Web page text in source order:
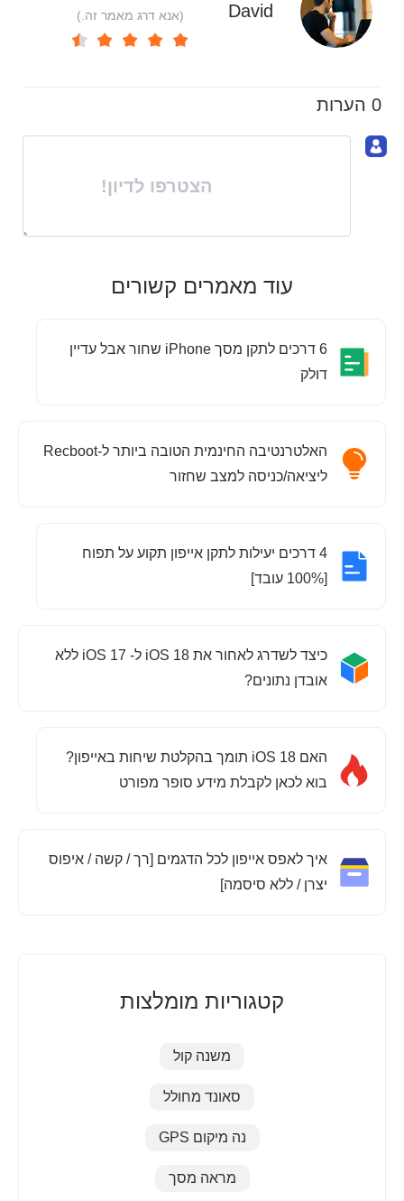
David
(אנא דרג מאמר זה.)
0 הערות
הצטרפו לדיון!
עוד מאמרים קשורים
6 דרכים לתקן מסך iPhone שחור אבל עדיין
דולק
האלטרנטיבה החינמית הטובה ביותר ל-Recboot
ליציאה/כניסה למצב שחזור
4 דרכים יעילות לתקן אייפון תקוע על תפוח
[100% עובד]
כיצד לשדרג לאחור את iOS 18 ל- iOS 17 ללא
אובדן נתונים?
האם iOS 18 תומך בהקלטת שיחות באייפון?
בוא לכאן לקבלת מידע סופר מפורט
איך לאפס אייפון לכל הדגמים [רך / קשה / איפוס
יצרן / ללא סיסמה]
קטגוריות מומלצות
משנה קול
סאונד מחולל
נה מיקום GPS
מראה מסך